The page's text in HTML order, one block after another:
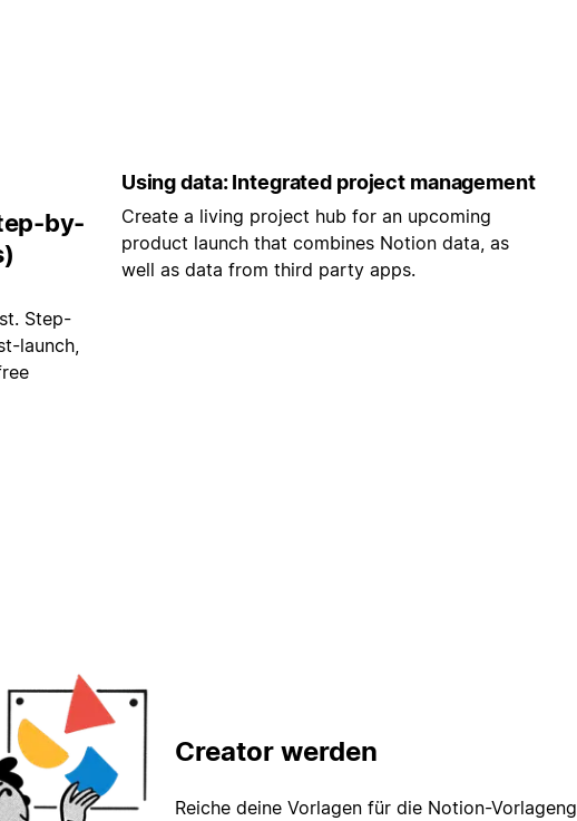
by-
Step-
launch,
Using data: Integrated project management
Create a living project hub for an upcoming
product launch that combines Notion data, as
well as data from third party apps.
Creator werden
Reiche deine Vorlagen für die Notion-